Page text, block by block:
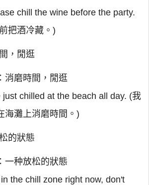
chill the wine before the party.
把酒冷藏。)
，閒逛
消磨時間，閒逛
just chilled at the beach all day. (我
海灘上消磨時間。)
的狀態
一种放松的狀態
the chill zone right now, don't